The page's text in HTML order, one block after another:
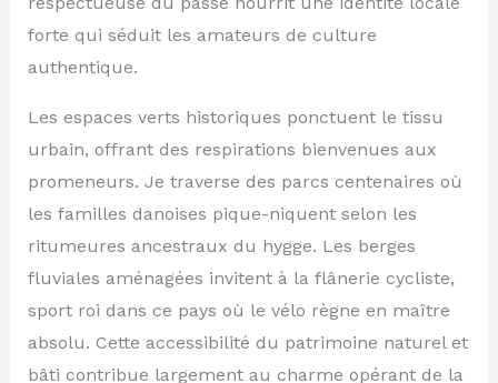
forte qui séduit les amateurs de culture
authentique.
Les espaces verts historiques ponctuent le tissu
urbain, offrant des respirations bienvenues aux
promeneurs. Je traverse des parcs centenaires où
les familles danoises pique-niquent selon les
ritumeures ancestraux du hygge. Les berges
fluviales aménagées invitent à la flânerie cycliste,
sport roi dans ce pays où le vélo règne en maître
absolu. Cette accessibilité du patrimoine naturel et
bâti contribue largement au charme opérant de la